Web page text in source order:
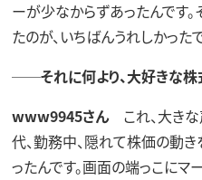
ーが少なからずあったんです
たのが、いちばんうれしかった
──それに何より、大好きな株
www9945さんこれ、大きな
代、勤務中、隠れて株価の動き
ったんです。画面の端っこにマ